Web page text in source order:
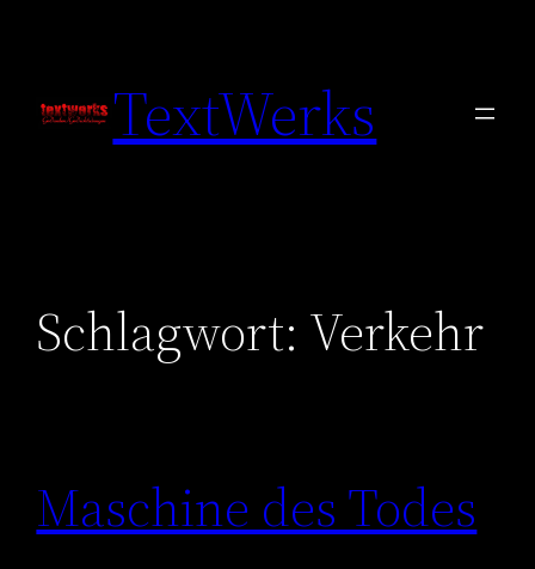
TextWerks
Schlagwort: Verkehr
Maschine des Todes